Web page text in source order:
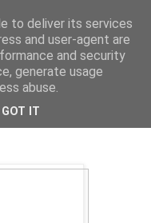
DE VISTA BATRACIO
to deliver its services
and user-agent are
and security
generate usage
abuse.
GOT IT